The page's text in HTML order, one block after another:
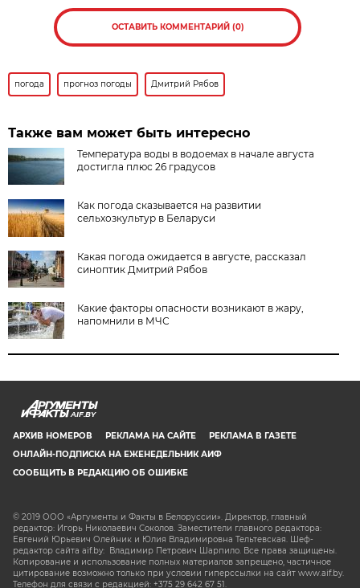
ОСТАВИТЬ КОММЕНТАРИЙ (0)
погода прогноз погоды Дмитрий Рябов
Также вам может быть интересно
Температура воды в водоемах в начале августа
достигла плюс 26 градусов
Как погода сказывается на развитии
сельхозкультур в Беларуси
Какая погода ожидается в августе, рассказал
синоптик Дмитрий Рябов
Какие факторы опасности возникают в жару,
напомнили в МЧС
AIF.BY
АРХИВ НОМЕРОВ РЕКЛАМА НА САЙТЕ
РЕКЛАМА В ГАЗЕТЕ
ОНЛАЙН-ПОДПИСКА НА ЕЖЕНЕДЕЛЬНИК АИФ
СООБЩИТЬ В РЕДАКЦИЮ ОБ ОШИБКЕ
© 2019 ООО «Аргументы и Факты в Белоруссии». Директор, главный
редактор: Игорь Николаевич Соколов. Заместители главного редактора:
Евгений Юрьевич Олейник и Юлия Владимировна Тельтевская. Шеф-
редактор сайта aif.by: Владимир Петрович Шарпило. Все права защищены.
Копирование и использование полных материалов запрещено, частичное
цитирование возможно только при условии гиперссылки на сайт www.aif.by.
Телефон для связи с редакцией: +375 29 642 67 51.